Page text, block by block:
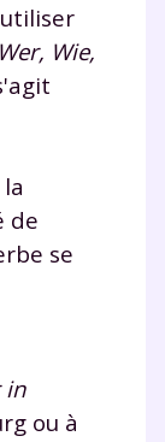
Wer, Wie,
de
se
in
ou à